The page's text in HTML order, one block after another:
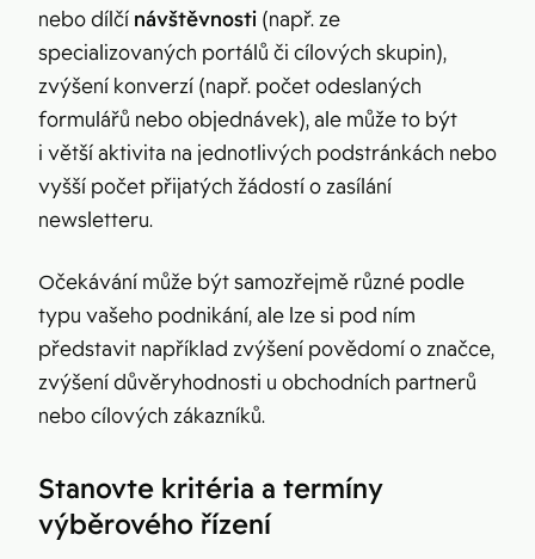
nebo dílčí návštěvnosti (např. ze
specializovaných portálů či cílových skupin),
zvýšení konverzí (např. počet odeslaných
formulářů nebo objednávek), ale může to být
i větší aktivita na jednotlivých podstránkách nebo
vyšší počet přijatých žádostí o zasílání
newsletteru.
Očekávání může být samozřejmě různé podle
typu vašeho podnikání, ale lze si pod ním
představit například zvýšení povědomí o značce,
zvýšení důvěryhodnosti u obchodních partnerů
nebo cílových zákazníků.
Stanovte kritéria a termíny
výběrového řízení